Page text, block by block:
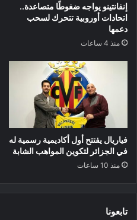
إنفانتينو يواجه ضغوطًا متصاعدة..
اتحادات أوروبية تتحرك لسحب
دعمها
منذ 4 ساعات
فياريال يفتتح أول أكاديمية رسمية له
في الجزائر لتكوين المواهب الشابة
منذ 10 ساعات
تابعونا